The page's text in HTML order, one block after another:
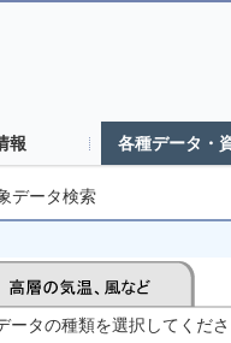
報 各種データ・
データ検索
ータの種類を選択してくだ